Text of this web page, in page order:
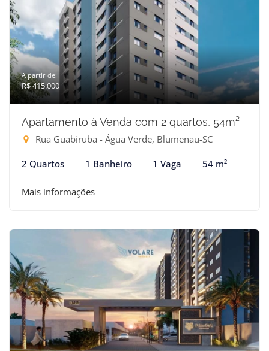
A partir de:
R$ 415.000
Apartamento à Venda com 2 quartos, 54m²
Rua Guabiruba - Água Verde, Blumenau-SC
2 Quartos 1 Banheiro 1 Vaga 54 m²
Mais informações